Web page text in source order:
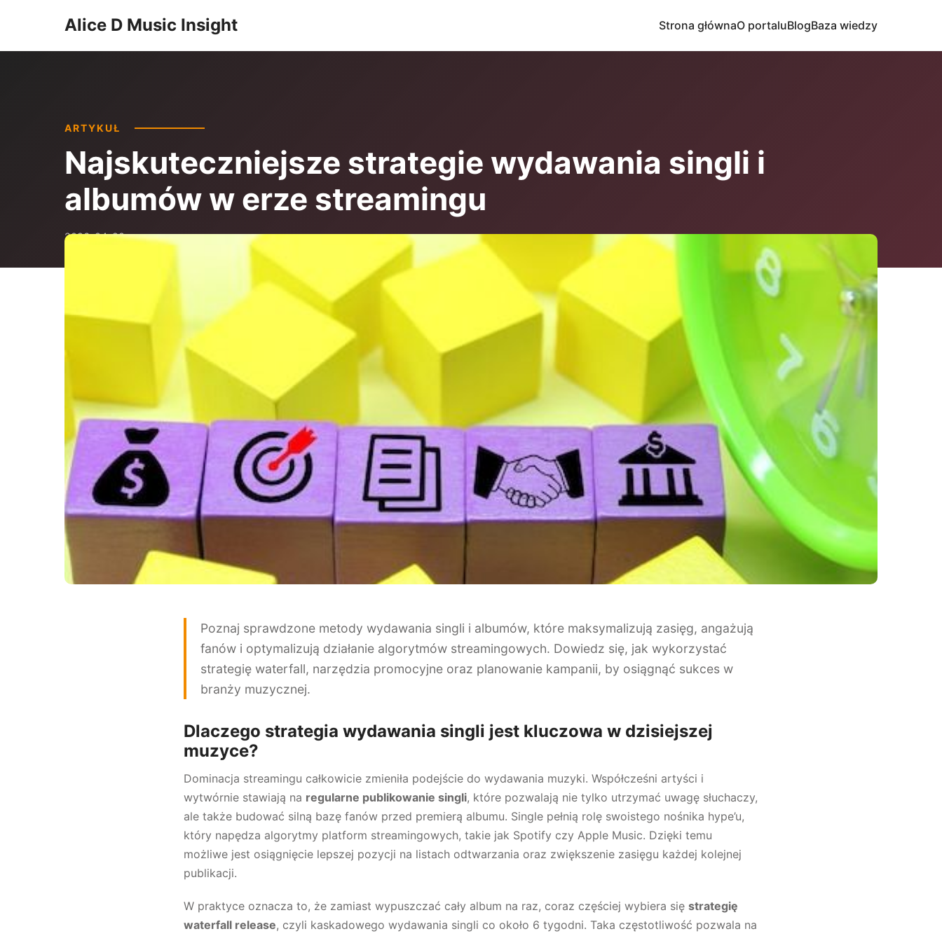
Alice D Music Insight Strona głównaO portaluBlogBaza wiedzy
ARTYKUŁ
Najskuteczniejsze strategie wydawania singli i
albumów w erze streamingu
2026-04-20
Poznaj sprawdzone metody wydawania singli i albumów, które maksymalizują zasięg, angażują
fanów i optymalizują działanie algorytmów streamingowych. Dowiedz się, jak wykorzystać
strategię waterfall, narzędzia promocyjne oraz planowanie kampanii, by osiągnąć sukces w
branży muzycznej.
Dlaczego strategia wydawania singli jest kluczowa w dzisiejszej
muzyce?
Dominacja streamingu całkowicie zmieniła podejście do wydawania muzyki. Współcześni artyści i
wytwórnie stawiają na regularne publikowanie singli, które pozwalają nie tylko utrzymać uwagę słuchaczy,
ale także budować silną bazę fanów przed premierą albumu. Single pełnią rolę swoistego nośnika hype’u,
który napędza algorytmy platform streamingowych, takie jak Spotify czy Apple Music. Dzięki temu
możliwe jest osiągnięcie lepszej pozycji na listach odtwarzania oraz zwiększenie zasięgu każdej kolejnej
publikacji.
W praktyce oznacza to, że zamiast wypuszczać cały album na raz, coraz częściej wybiera się strategię
waterfall release, czyli kaskadowego wydawania singli co około 6 tygodni. Taka częstotliwość pozwala na